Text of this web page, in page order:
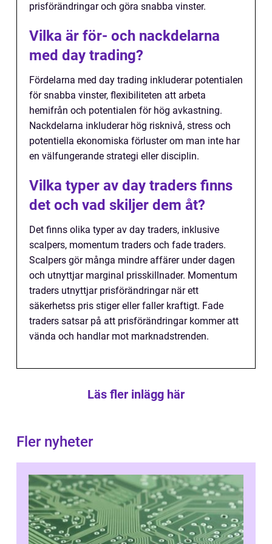
prisförändringar och göra snabba vinster.
Vilka är för- och nackdelarna
med day trading?
Fördelarna med day trading inkluderar potentialen
för snabba vinster, flexibiliteten att arbeta
hemifrån och potentialen för hög avkastning.
Nackdelarna inkluderar hög risknivå, stress och
potentiella ekonomiska förluster om man inte har
en välfungerande strategi eller disciplin.
Vilka typer av day traders finns
det och vad skiljer dem åt?
Det finns olika typer av day traders, inklusive
scalpers, momentum traders och fade traders.
Scalpers gör många mindre affärer under dagen
och utnyttjar marginal prisskillnader. Momentum
traders utnyttjar prisförändringar när ett
säkerhetss pris stiger eller faller kraftigt. Fade
traders satsar på att prisförändringar kommer att
vända och handlar mot marknadstrenden.
Läs fler inlägg här
Fler nyheter